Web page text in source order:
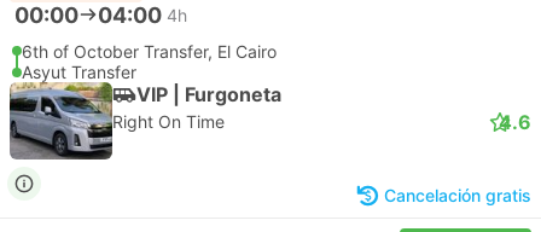
00:00 04:00 4h
6th of October Transfer, El Cairo
Asyut Transfer
VIP | Furgoneta
Right On Time 4.6
Cancelación gratis